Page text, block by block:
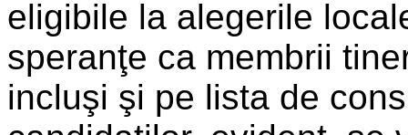
eligibile la alegerile
speranţe ca membrii
incluşi şi pe lista de